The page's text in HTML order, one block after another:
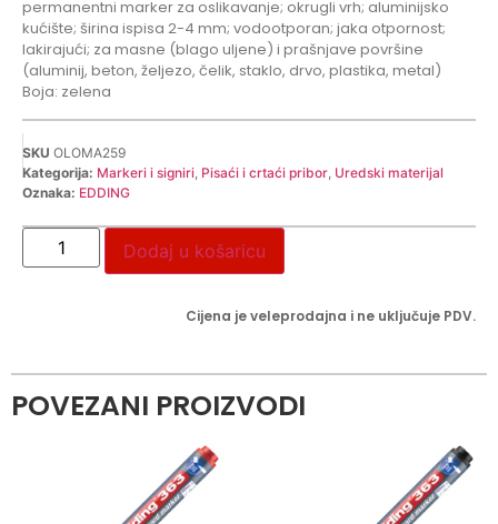
permanentni marker za oslikavanje; okrugli vrh; aluminijsko
kućište; širina ispisa 2-4 mm; vodootporan; jaka otpornost;
lakirajući; za masne (blago uljene) i prašnjave površine
(aluminij, beton, željezo, čelik, staklo, drvo, plastika, metal)
Boja: zelena
SKU OLOMA259
Kategorija: Markeri i signiri Pisaći i crtaći pribor Uredski materijal
Oznaka: EDDING
Dodaj u košaricu
Cijena je veleprodajna i ne uključuje PDV.
POVEZANI PROIZVODI